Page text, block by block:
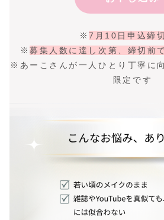
※7月10日申込締
※募集人数に達し次第、締切前
※あーこさんが一人ひとり丁寧に
限定です